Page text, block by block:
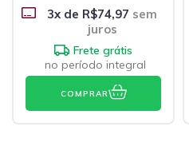
3x de R$74,97 sem
juros
Frete grátis
no período integral
COMPRAR